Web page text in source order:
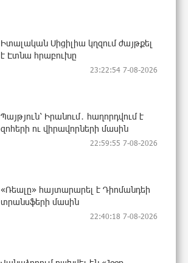
Իտալական Սիցիլիա կղզում ժայթքել
է Էտնա հրաբուխը
23:22:54 7-08-2026
Պայթյուն՝ Իրանում․ հաղորդվում է
զոհերի ու վիրավորների մասին
22:59:55 7-08-2026
«Ռեալը» հայտարարել է Դիոմանդեի
տրանսֆերի մասին
22:40:18 7-08-2026